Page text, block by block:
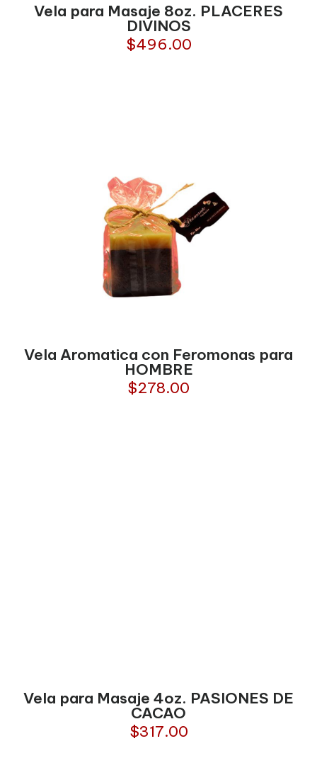
Vela para Masaje 8oz. PLACERES
DIVINOS
$496.00
Vela Aromatica con Feromonas para
HOMBRE
$278.00
Vela para Masaje 4oz. PASIONES DE
CACAO
$317.00